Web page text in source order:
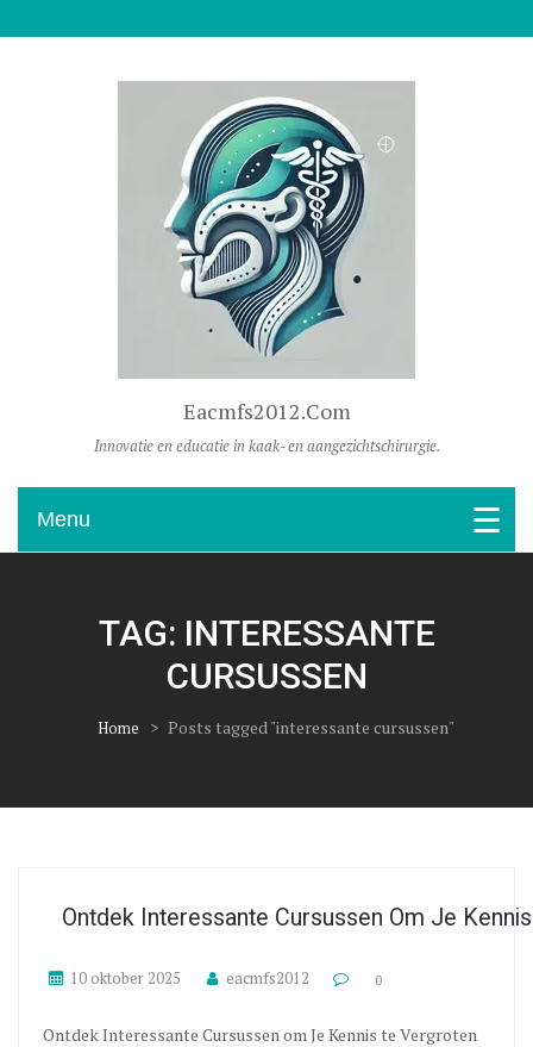
Eacmfs2012.com
Innovatie en educatie in kaak- en aangezichtschirurgie.
Menu
TAG: INTERESSANTE
CURSUSSEN
Home > Posts tagged "interessante cursussen"
Ontdek Interessante Cursussen Om Je
10 oktober 2025 eacmfs2012 0
Ontdek Interessante Cursussen om Je Kennis te Vergroten